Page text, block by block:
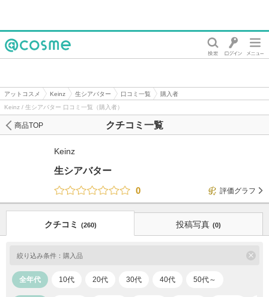
アットコスメ Keinz 生シアバター 口コミ一覧
購入者
Keinz / 生シアバター 口コミ一覧（購入者）
クチコミ一覧
商品TOP
Keinz
生シアバター
0
評価グラフ
クチコミ (260) 投稿写真 (0)
絞り込み条件： 購入品
全年代 10代 20代 30代 40代 50代～